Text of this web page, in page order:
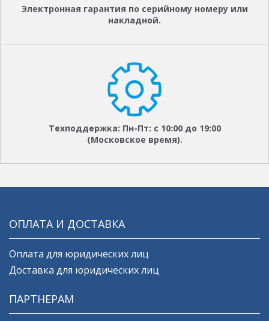
Электронная гарантия по серийному номеру или
накладной.
Техподдержка: Пн-Пт: с 10:00 до 19:00
(Московское время).
ОПЛАТА И ДОСТАВКА
Оплата для юридических лиц
Доставка для юридических лиц
ПАРТНЕРАМ